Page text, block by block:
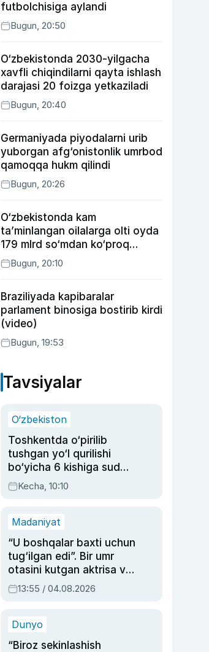
futbolchisiga aylandi
Bugun, 20:50
O‘zbekistonda 2030-yilgacha
xavfli chiqindilarni qayta ishlash
darajasi 20 foizga yetkaziladi
Bugun, 20:40
Germaniyada piyodalarni urib
yuborgan afg‘onistonlik umrbod
qamoqqa hukm qilindi
Bugun, 20:26
O‘zbekistonda kam
ta’minlangan oilalarga olti oyda
179 mlrd so‘mdan ko‘proq
ijtimoiy keshbek to‘lab berildi
Bugun, 20:10
Braziliyada kapibaralar
parlament binosiga bostirib kirdi
(video)
Bugun, 19:53
Tavsiyalar
O‘zbekiston
Toshkentda o‘pirilib
tushgan yo‘l qurilishi
bo‘yicha 6 kishiga sud
hukmi o‘qildi
Kecha, 10:10
Madaniyat
“U boshqalar baxti uchun
tug‘ilgan edi”. Bir umr
otasini kutgan aktrisa va
dublyaj ustasi Rimma
Ahmedovaning
13:55 / 04.08.2026
Dunyo
“Biroz sekinlashish